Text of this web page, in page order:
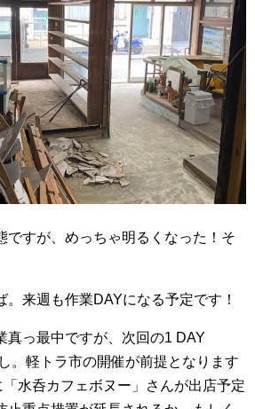
ですが、めっちゃ明るくなった！そ
。来週も作業DAYになる予定です！
真っ最中ですが、次回の1 DAY
。軽トラ市の開催が前提となります
水呑カフェボヌー」さんが出店予定